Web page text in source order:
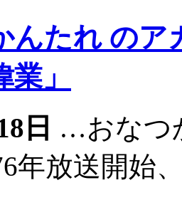
んたれ の
」
日 …おなつ
年放送開始